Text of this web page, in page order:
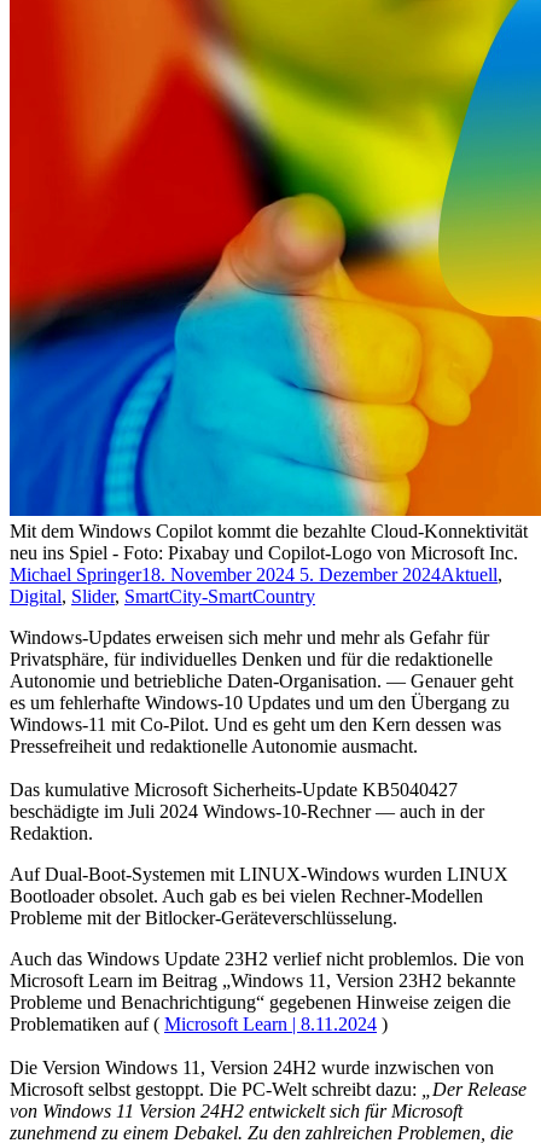
Mit dem Windows Copilot kommt die bezahlte Cloud-Konnektivität
neu ins Spiel - Foto: Pixabay und Copilot-Logo von Microsoft Inc.
Michael Springer18. November 2024 5. Dezember 2024Aktuell,
Digital, Slider, SmartCity-SmartCountry
Windows-Updates erweisen sich mehr und mehr als Gefahr für
Privatsphäre, für individuelles Denken und für die redaktionelle
Autonomie und betriebliche Daten-Organisation. — Genauer geht
es um fehlerhafte Windows-10 Updates und um den Übergang zu
Windows-11 mit Co-Pilot. Und es geht um den Kern dessen was
Pressefreiheit und redaktionelle Autonomie ausmacht.
Das kumulative Microsoft Sicherheits-Update KB5040427
beschädigte im Juli 2024 Windows-10-Rechner — auch in der
Redaktion.
Auf Dual-Boot-Systemen mit LINUX-Windows wurden LINUX
Bootloader obsolet. Auch gab es bei vielen Rechner-Modellen
Probleme mit der Bitlocker-Geräteverschlüsselung.
Auch das Windows Update 23H2 verlief nicht problemlos. Die von
Microsoft Learn im Beitrag „Windows 11, Version 23H2 bekannte
Probleme und Benachrichtigung“ gegebenen Hinweise zeigen die
Problematiken auf ( Microsoft Learn | 8.11.2024 )
Die Version Windows 11, Version 24H2 wurde inzwischen von
Microsoft selbst gestoppt. Die PC-Welt schreibt dazu:
„Der Release
von Windows 11 Version 24H2 entwickelt sich für Microsoft
zunehmend zu einem Debakel. Zu den zahlreichen Problemen, die